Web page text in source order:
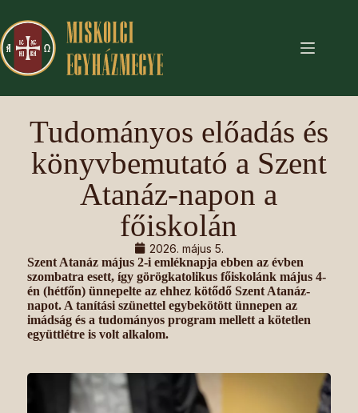
Tudományos előadás és
könyvbemutató a Szent
Atanáz-napon a
főiskolán
2026. május 5.
Szent Atanáz május 2-i emléknapja ebben az évben
szombatra esett, így görögkatolikus főiskolánk május 4-
én (hétfőn) ünnepelte az ehhez kötődő Szent Atanáz-
napot. A tanítási szünettel egybekötött ünnepen az
imádság és a tudományos program mellett a kötetlen
együttlétre is volt alkalom.